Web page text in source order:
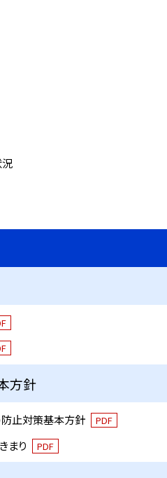
方針
止対策基本方針 PDF
まり PDF